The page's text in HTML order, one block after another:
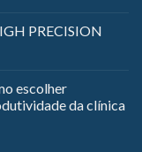
PRECISION
escolher
da clínica